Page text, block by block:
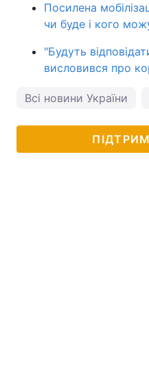
Посилена
чи буде і кого
"Будуть
висловився про
Всі новини України